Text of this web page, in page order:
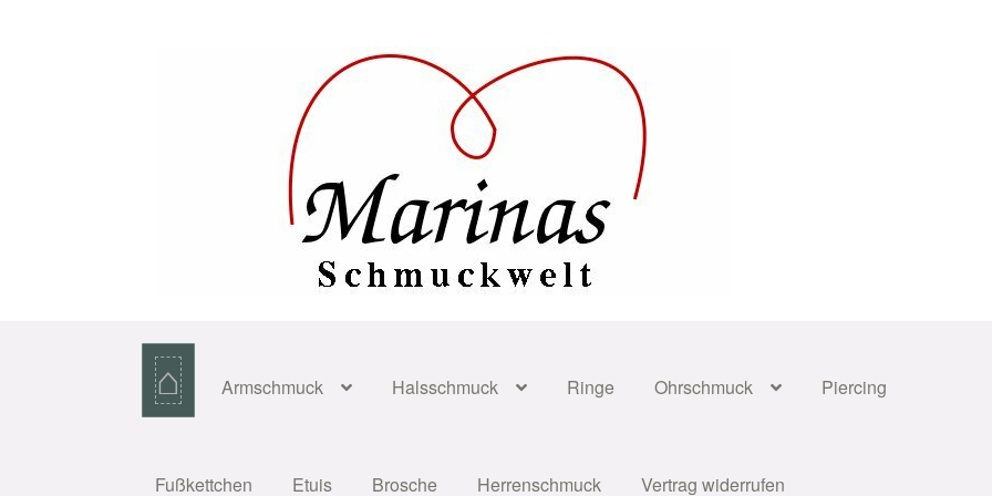
⌂ Armschmuck Halsschmuck Ringe Ohrschmuck Piercing
Fußkettchen Etuis Brosche Herrenschmuck Vertrag widerrufen